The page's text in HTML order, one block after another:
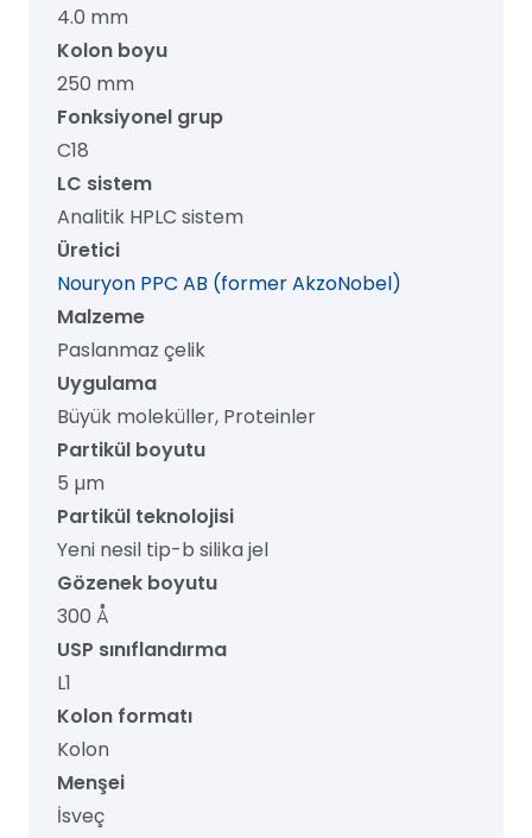
µm,
mm
250
mm,
1/pk
adet
4.0 mm
Kolon boyu
250 mm
Fonksiyonel grup
C18
LC sistem
Analitik HPLC sistem
Üretici
Nouryon PPC AB (former AkzoNobel)
Malzeme
Paslanmaz çelik
Uygulama
Büyük moleküller, Proteinler
Partikül boyutu
5 µm
Partikül teknolojisi
Yeni nesil tip-b silika jel
Gözenek boyutu
300 Å
USP sınıflandırma
L1
Kolon formatı
Kolon
Menşei
İsveç